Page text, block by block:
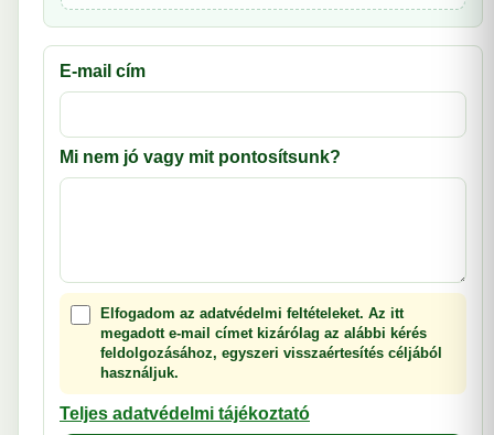
E-mail cím
Mi nem jó vagy mit pontosítsunk?
Elfogadom az adatvédelmi feltételeket. Az itt
megadott e-mail címet kizárólag az alábbi kérés
feldolgozásához, egyszeri visszaértesítés céljából
használjuk.
Teljes adatvédelmi tájékoztató